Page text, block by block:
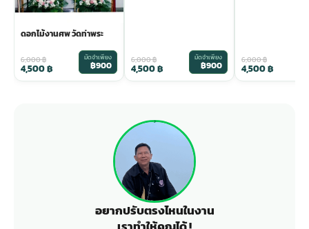
ดอกไม้งานศพ วัดท่าพระ
6,000฿
4,500฿
มัดจำเพียง
฿900 6,000฿
4,500฿
มัดจำเพียง
฿900 6,000฿
4,500฿
อยากปรับตรงไหนในงาน